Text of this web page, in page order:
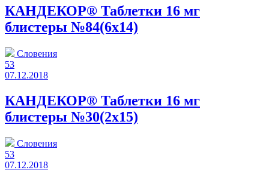
КАНДЕКОР® Таблетки 16 мг
блистеры №84(6x14)
Словения
53
07.12.2018
КАНДЕКОР® Таблетки 16 мг
блистеры №30(2x15)
Словения
53
07.12.2018